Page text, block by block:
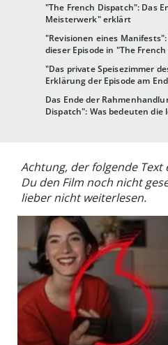
"The French Dispatch": Das
Meisterwerk" erklärt
"Revisionen eines
dieser Episode in "The
"Das private Speisezimmer
Erklärung der Episode am
Das Ende der
Dispatch": Was bedeuten die
Achtung, der folgende Text
Du den Film noch nicht
lieber nicht weiterlesen.